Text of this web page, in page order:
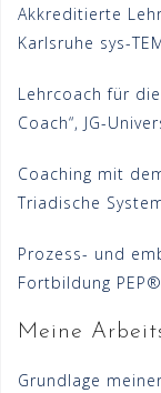
Akkreditierte
Karlsruhe sys-
Lehrcoach für
Coach“, JG-
Coaching mit
Triadische
Prozess- und
Fortbildung
Meine
Grundlage